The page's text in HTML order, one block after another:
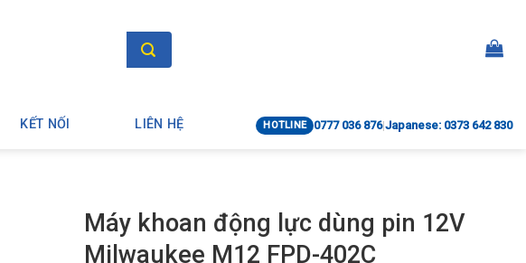
KẾT NỐI LIÊN HỆ HOTLINE 0777 036 876|Japanese: 0373 642 830
Máy khoan động lực dùng pin 12V
Milwaukee M12 FPD-402C